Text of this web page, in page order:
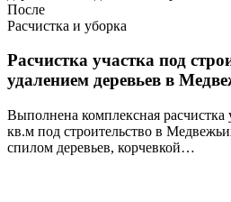
После
Расчистка и уборка
Расчистка участка под
удалением деревьев в
Выполнена комплексная
кв.м под строительство в
спилом деревьев, корчевкой…